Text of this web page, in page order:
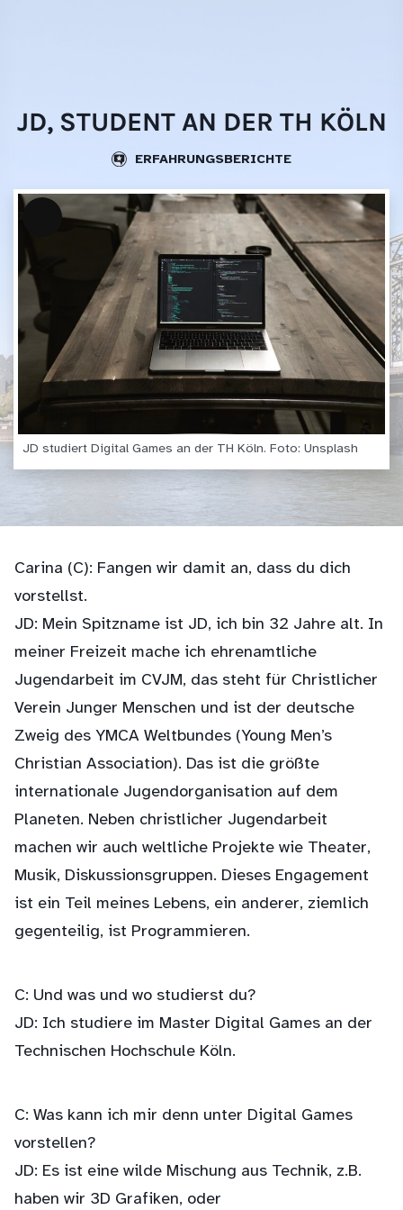
JD, STUDENT AN DER TH KÖLN
ERFAHRUNGSBERICHTE
Beschreibung
JD studiert Digital Games an der TH Köln. Foto: Unsplash
Carina (C): Fangen wir damit an, dass du dich
vorstellst.
JD: Mein Spitzname ist JD, ich bin 32 Jahre alt. In
meiner Freizeit mache ich ehrenamtliche
Jugendarbeit im CVJM, das steht für Christlicher
Verein Junger Menschen und ist der deutsche
Zweig des YMCA Weltbundes (Young Men’s
Christian Association). Das ist die größte
internationale Jugendorganisation auf dem
Planeten. Neben christlicher Jugendarbeit
machen wir auch weltliche Projekte wie Theater,
Musik, Diskussionsgruppen. Dieses Engagement
ist ein Teil meines Lebens, ein anderer, ziemlich
gegenteilig, ist Programmieren.
C: Und was und wo studierst du?
JD: Ich studiere im Master Digital Games an der
Technischen Hochschule Köln.
C: Was kann ich mir denn unter Digital Games
vorstellen?
JD: Es ist eine wilde Mischung aus Technik, z.B.
haben wir 3D Grafiken, oder